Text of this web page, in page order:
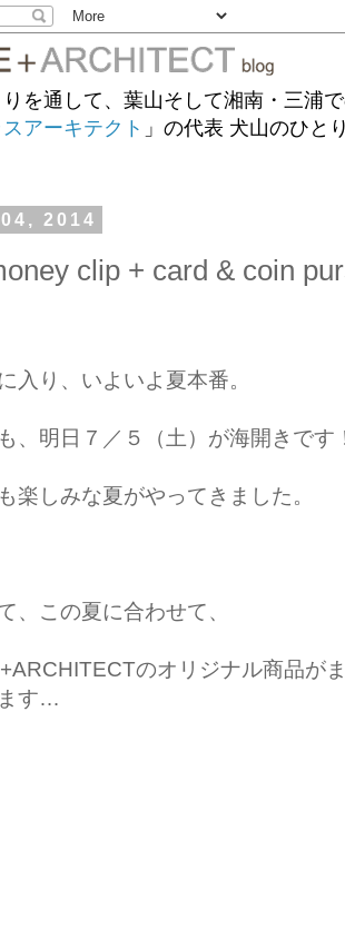
りを通して、葉山そして湘南・三浦
アーキテクト 」の代表 犬山のひと
2014
clip + card & coin
入り、いよいよ夏本番。
、明日７／５（土）が海開きです
楽しみな夏がやってきました。
、この夏に合わせて、
のオリジナル商品が
す…